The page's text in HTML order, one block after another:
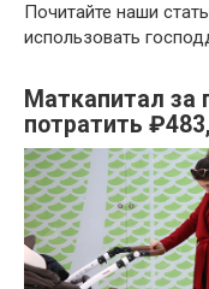
Почитайте наши
использовать
Маткапитал за
потратить